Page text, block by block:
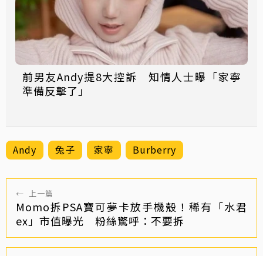
前男友Andy提8大控訴 知情人士曝「家寧
準備反擊了」
Andy 兔子 家寧 Burberry
← 上一篇
Momo拆PSA寶可夢卡放手機殼！稀有「水君
ex」市值曝光 粉絲驚呼：不要拆